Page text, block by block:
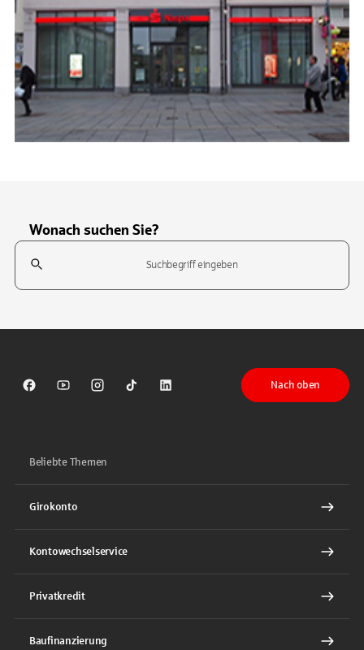
Wonach suchen Sie?
Suchfeld
Sparkasse auf Facebook
Sparkasse auf Youtube
Sparkasse auf Instagram
Sparkasse auf TikTok
Sparkasse auf LinkedIn
Nach oben
Beliebte Themen
Girokonto
Kontowechselservice
Privatkredit
Baufinanzierung